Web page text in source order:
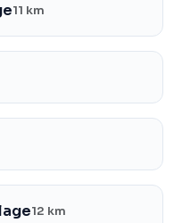
11 km
12 km